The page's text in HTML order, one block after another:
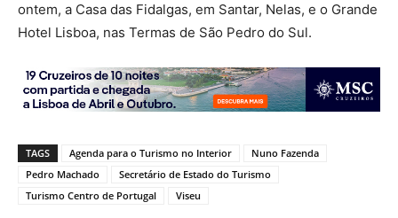
ontem, a Casa das Fidalgas, em Santar, Nelas, e o Grande
Hotel Lisboa, nas Termas de São Pedro do Sul.
TAGS Agenda para o Turismo no Interior
Nuno Fazenda
Pedro Machado
Secretário de Estado do Turismo
Turismo Centro de Portugal
Viseu